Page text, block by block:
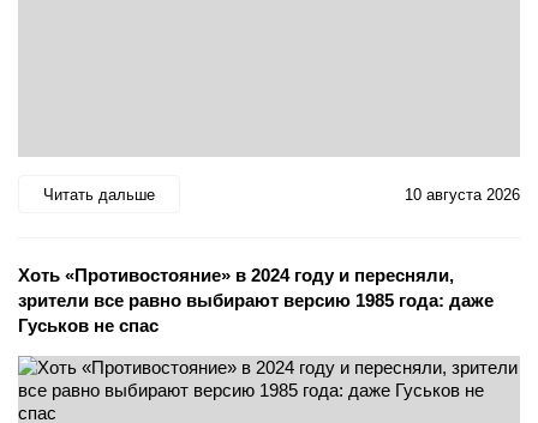
Читать дальше 10 августа 2026
Хоть «Противостояние» в 2024 году и пересняли,
зрители все равно выбирают версию 1985 года: даже
Гуськов не спас